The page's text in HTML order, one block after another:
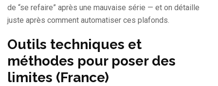
de “se refaire” après une mauvaise série — et on détaille
juste après comment automatiser ces plafonds.
Outils techniques et
méthodes pour poser des
limites (France)